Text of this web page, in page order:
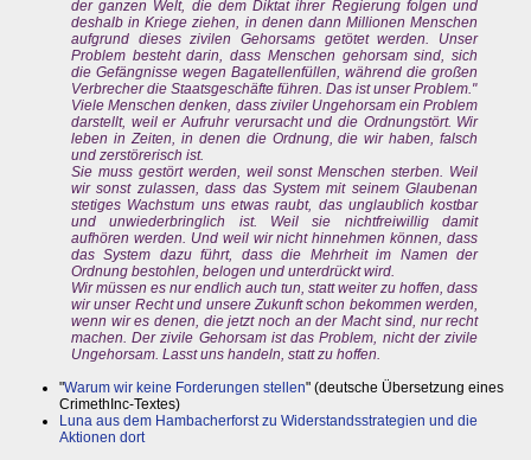
der ganzen Welt, die dem Diktat ihrer Regierung folgen und
deshalb in Kriege ziehen, in denen dann Millionen Menschen
aufgrund dieses zivilen Gehorsams getötet werden. Unser
Problem besteht darin, dass Menschen gehorsam sind, sich
die Gefängnisse wegen Bagatellenfüllen, während die großen
Verbrecher die Staatsgeschäfte führen. Das ist unser Problem."
Viele Menschen denken, dass ziviler Ungehorsam ein Problem
darstellt, weil er Aufruhr verursacht und die Ordnungstört. Wir
leben in Zeiten, in denen die Ordnung, die wir haben, falsch
und zerstörerisch ist.
Sie muss gestört werden, weil sonst Menschen sterben. Weil
wir sonst zulassen, dass das System mit seinem Glaubenan
stetiges Wachstum uns etwas raubt, das unglaublich kostbar
und unwiederbringlich ist. Weil sie nichtfreiwillig damit
aufhören werden. Und weil wir nicht hinnehmen können, dass
das System dazu führt, dass die Mehrheit im Namen der
Ordnung bestohlen, belogen und unterdrückt wird.
Wir müssen es nur endlich auch tun, statt weiter zu hoffen, dass
wir unser Recht und unsere Zukunft schon bekommen werden,
wenn wir es denen, die jetzt noch an der Macht sind, nur recht
machen. Der zivile Gehorsam ist das Problem, nicht der zivile
Ungehorsam. Lasst uns handeln, statt zu hoffen.
"Warum wir keine Forderungen stellen" (deutsche Übersetzung eines
CrimethInc-Textes)
Luna aus dem Hambacherforst zu Widerstandsstrategien und die
Aktionen dort